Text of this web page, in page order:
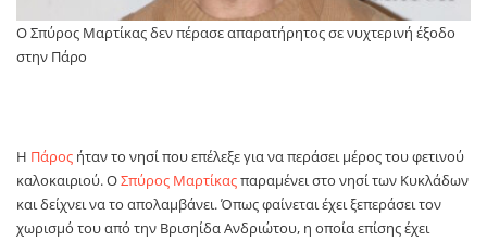
Ο Σπύρος Μαρτίκας δεν πέρασε απαρατήρητος σε νυχτερινή έξοδο
στην Πάρο
Η Πάρος ήταν το νησί που επέλεξε για να περάσει μέρος του φετινού
καλοκαιριού. ΟΣπύρος Μαρτίκαςπαραμένει στο νησί των Κυκλάδων
και δείχνει να το απολαμβάνει. Όπως φαίνεται έχει ξεπεράσει τον
χωρισμό του από την Βρισηίδα Ανδριώτου, η οποία επίσης έχει